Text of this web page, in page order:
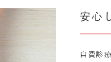
安心
自費診